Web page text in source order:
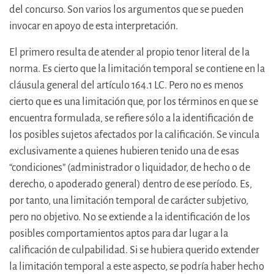
del concurso. Son varios los argumentos que se pueden
invocar en apoyo de esta interpretación.
El primero resulta de atender al propio tenor literal de la
norma. Es cierto que la limitación temporal se contiene en la
cláusula general del artículo 164.1 LC. Pero no es menos
cierto que es una limitación que, por los términos en que se
encuentra formulada, se refiere sólo a la identificación de
los posibles sujetos afectados por la calificación. Se vincula
exclusivamente a quienes hubieren tenido una de esas
“condiciones” (administrador o liquidador, de hecho o de
derecho, o apoderado general) dentro de ese período. Es,
por tanto, una limitación temporal de carácter subjetivo,
pero no objetivo. No se extiende a la identificación de los
posibles comportamientos aptos para dar lugar a la
calificación de culpabilidad. Si se hubiera querido extender
la limitación temporal a este aspecto, se podría haber hecho